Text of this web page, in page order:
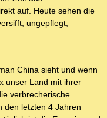
auf. Heute sehen die
ungepflegt,
China sieht und wenn
unser Land mit ihrer
verbrecherische
den letzten 4 Jahren